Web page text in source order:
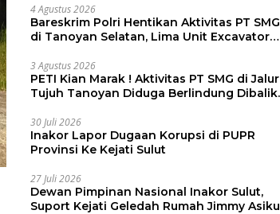
4 Agustus 2026
Bareskrim Polri Hentikan Aktivitas PT SMG
di Tanoyan Selatan, Lima Unit Excavator
3 Agustus 2026
PETI Kian Marak ! Aktivitas PT SMG di Jalur
Tujuh Tanoyan Diduga Berlindung Dibalik
30 Juli 2026
Inakor Lapor Dugaan Korupsi di PUPR
Provinsi Ke Kejati Sulut
27 Juli 2026
Dewan Pimpinan Nasional Inakor Sulut,
Suport Kejati Geledah Rumah Jimmy Asiku